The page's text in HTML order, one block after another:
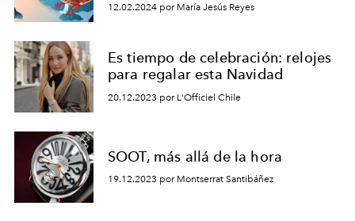
12.02.2024 por María Jesús Reyes
Es tiempo de celebración: relojes
para regalar esta Navidad
20.12.2023 por L'Officiel Chile
SOOT, más allá de la hora
19.12.2023 por Montserrat Santibáñez